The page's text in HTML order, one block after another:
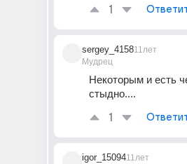
1
sergey_4158
Мудрец
11лет
Некоторым и есть
стыдно....
1
igor_1509411лет